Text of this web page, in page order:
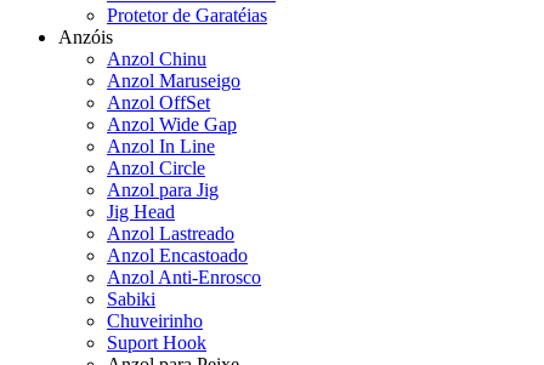
Protetor de Garatéias
Anzóis
Anzol Chinu
Anzol Maruseigo
Anzol OffSet
Anzol Wide Gap
Anzol In Line
Anzol Circle
Anzol para Jig
Jig Head
Anzol Lastreado
Anzol Encastoado
Anzol Anti-Enrosco
Sabiki
Chuveirinho
Suport Hook